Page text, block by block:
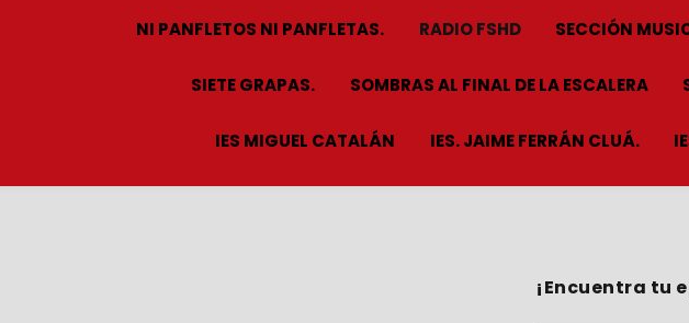
NI PANFLETOS NI PANFLETAS. RADIO FSHD SECCIÓN
SIETE GRAPAS. SOMBRAS AL FINAL DE LA ESCALERA
IES MIGUEL CATALÁN IES. JAIME FERRÁN CLUÁ.
¡Encuentra tu